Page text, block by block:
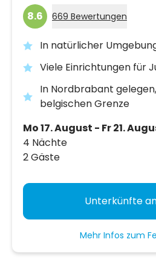
8.6 669 Bewertungen
In natürlicher
Viele Einrichtungen für
In Nordbrabant
belgischen Grenze
Mo 17. August - Fr 21.
4 Nächte
2 Gäste
Unterkünfte
Mehr Infos zum